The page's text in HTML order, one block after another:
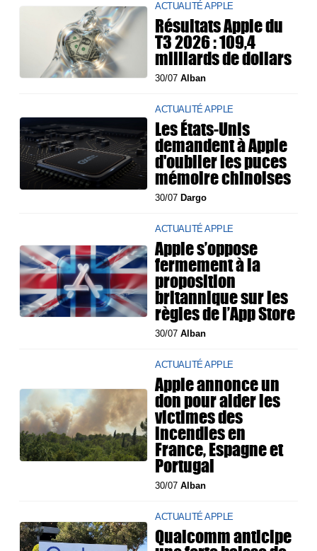
ACTUALITÉ APPLE
Résultats Apple du
T3 2026 : 109,4
milliards de dollars
30/07Alban
ACTUALITÉ APPLE
Les États-Unis
demandent à Apple
d'oublier les puces
mémoire chinoises
30/07 Dargo
ACTUALITÉ APPLE
Apple s’oppose
fermement à la
proposition
britannique sur les
règles de l’App Store
30/07Alban
ACTUALITÉ APPLE
Apple annonce un
don pour aider les
victimes des
incendies en
France, Espagne et
Portugal
30/07Alban
ACTUALITÉ APPLE
Qualcomm anticipe